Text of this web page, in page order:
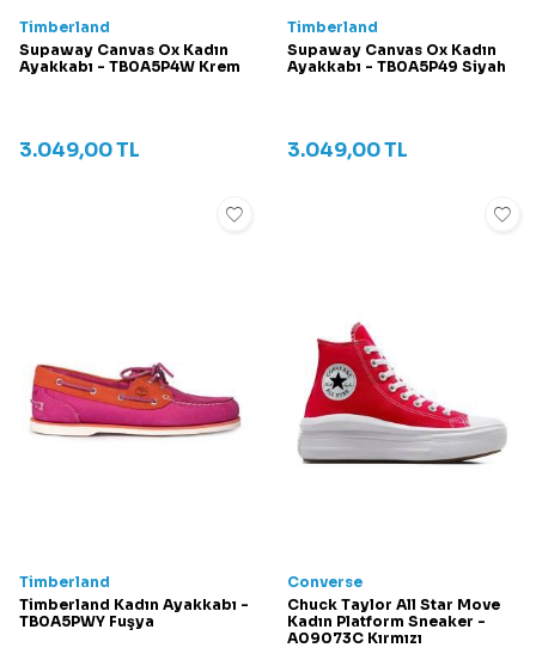
Timberland
Supaway Canvas Ox Kadın
Ayakkabı - TB0A5P4W Krem
3.049,00TL
Timberland
Supaway Canvas Ox Kadın
Ayakkabı - TB0A5P49 Siyah
3.049,00TL
Timberland
Timberland Kadın Ayakkabı -
TB0A5PWY Fuşya
Converse
Chuck Taylor All Star Move
Kadın Platform Sneaker -
A09073C Kırmızı